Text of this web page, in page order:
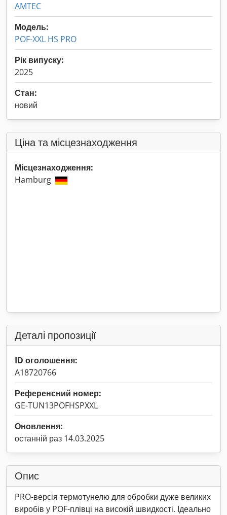
AMTEC
Модель:
POF-XXL HS PRO
Рік випуску:
2025
Стан:
новий
Ціна та місцезнаходження
Місцезнаходження:
Hamburg
Деталі пропозиції
ID оголошення:
A18720766
Референсний номер:
GE-TUN13POFHSPXXL
Оновлення:
останній раз 14.03.2025
Опис
PRO-версія термотунелю для обробки дуже великих
виробів у POF-плівці на високій швидкості. Ідеально